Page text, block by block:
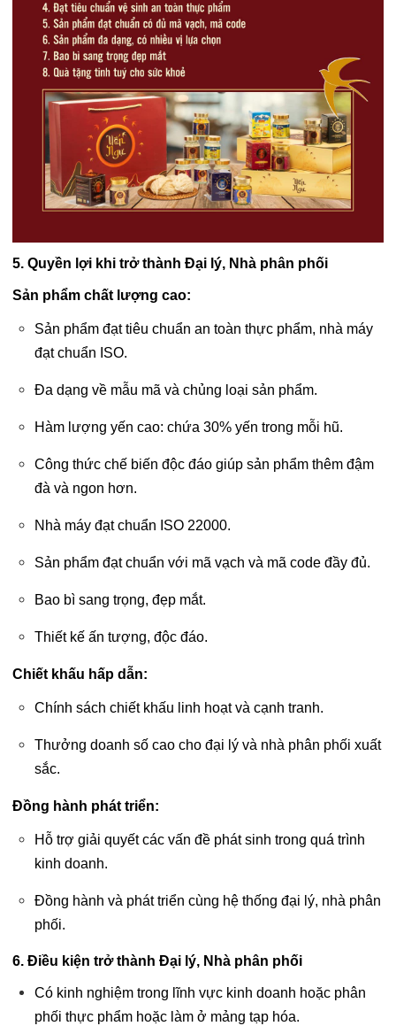
5. Quyền lợi khi trở thành Đại lý, Nhà phân phối
Sản phẩm chất lượng cao:
Sản phẩm đạt tiêu chuẩn an toàn thực phẩm, nhà máy
đạt chuẩn ISO.
Đa dạng về mẫu mã và chủng loại sản phẩm.
Hàm lượng yến cao: chứa 30% yến trong mỗi hũ.
Công thức chế biến độc đáo giúp sản phẩm thêm đậm
đà và ngon hơn.
Nhà máy đạt chuẩn ISO 22000.
Sản phẩm đạt chuẩn với mã vạch và mã code đầy đủ.
Bao bì sang trọng, đẹp mắt.
Thiết kế ấn tượng, độc đáo.
Chiết khấu hấp dẫn:
Chính sách chiết khấu linh hoạt và cạnh tranh.
Thưởng doanh số cao cho đại lý và nhà phân phối xuất
sắc.
Đồng hành phát triển:
Hỗ trợ giải quyết các vấn đề phát sinh trong quá trình
kinh doanh.
Đồng hành và phát triển cùng hệ thống đại lý, nhà phân
phối.
6. Điều kiện trở thành Đại lý, Nhà phân phối
Có kinh nghiệm trong lĩnh vực kinh doanh hoặc phân
phối thực phẩm hoặc làm ở mảng tạp hóa.